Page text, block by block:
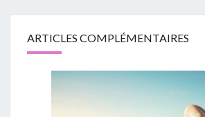
ARTICLES COMPLÉMENTAIRES